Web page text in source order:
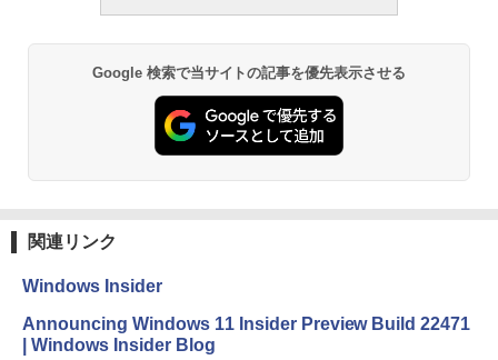
Microsoft Office Home & Business 202
4(最新 永続版)|オンラインコード版|Wind
ows11、10/mac対応|PC2台
￥3,200
ClaudeCode いちばんやさしい 教科書:
非エンジニア 初心者 素人 でも安心 使い
方 マニュアル AI副業にもコンテンツ作成
にもKindle出版にも！ 非エンジニアのた
めのAIコーディング入門シリーズ
￥1,600
￥19,980
Kindle Paperwhite シグニチャーエディ
ション (32GB) 7インチディスプレイ、明
ージ、防水、7インチカラーディスプレ
イ、色調調節ライト、最大8週間持続バッ
Google 検索で当サイトの記事を優先表示させる
関連リンク
Windows Insider
Announcing Windows 11 Insider Preview Build 22471
| Windows Insider Blog